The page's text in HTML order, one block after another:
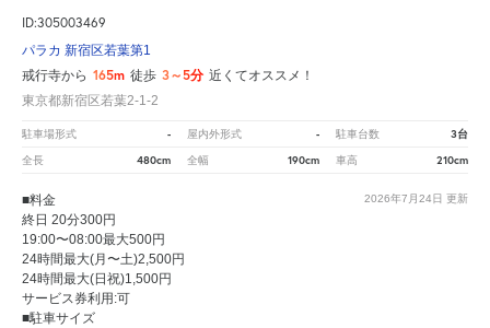
ID:305003469
パラカ 新宿区若葉第1
戒行寺から 165m 徒歩 3～5分 近くてオススメ！
東京都新宿区若葉2-1-2
駐車場形式 - 屋内外形式 - 駐車台数 3台
全長 480cm 全幅 190cm 車高 210cm
2026年7月24日 更新
■料金
終日 20分300円
19:00〜08:00最大500円
24時間最大(月〜土)2,500円
24時間最大(日祝)1,500円
サービス券利用:可
■駐車サイズ